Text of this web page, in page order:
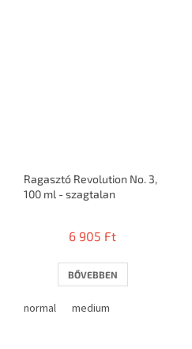
Ragasztó Revolution No. 3,
100 ml - szagtalan
6 905 Ft
BŐVEBBEN
normal medium